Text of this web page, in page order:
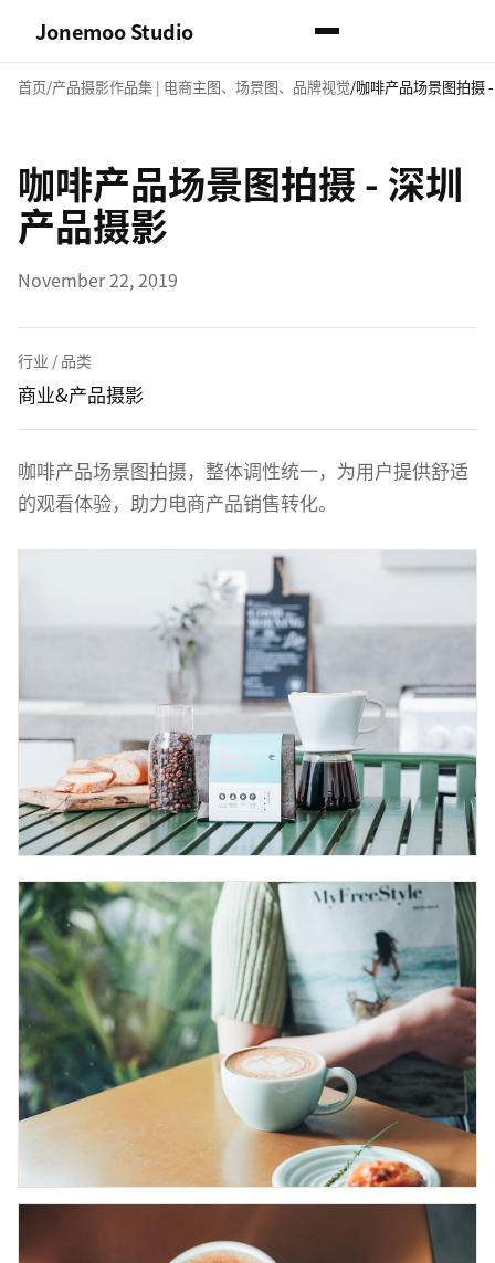
Jonemoo Studio
首页 产品摄影作品集 | 电商主图、场景图、品牌视觉 咖啡产品场景图拍摄
咖啡产品场景图拍摄 - 深圳
产品摄影
November 22, 2019
行业 / 品类
商业&产品摄影
咖啡产品场景图拍摄，整体调性统一，为用户提供舒适
的观看体验，助力电商产品销售转化。